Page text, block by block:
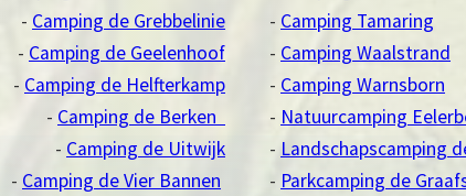
Camping de Grebbelinie
Camping de Geelenhoof
Camping de Helfterkamp
Camping de Berken
Camping de Uitwijk
Camping de Vier Bannen
Camping Tamaring
Camping Waalstrand
Camping Warnsborn
Natuurcamping
Landschapscamping
Parkcamping de